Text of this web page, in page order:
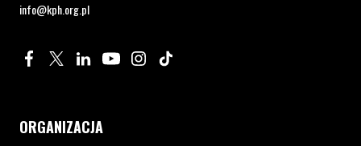
info@kph.org.pl
Profil na Facebook. Strona otwiera się w nowym oknie.
Profil na Twitter. Strona otwiera się w nowym oknie.
Profil na LinkedIn. Strona otwiera się w nowym oknie.
Profil na YouTube. Strona otwiera się w nowym
Profil na Instagram. Strona otwiera się
ORGANIZACJA